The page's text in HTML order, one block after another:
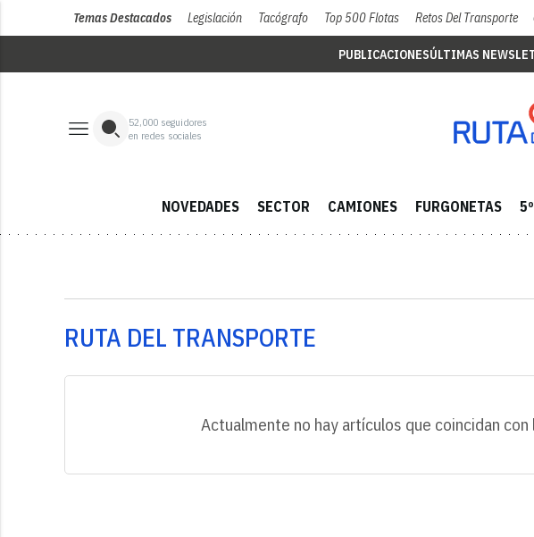
Temas Destacados Legislación Tacógrafo Top 500 Flotas Retos Del Transporte
PUBLICACIONESÚLTIMAS
52,000 seguidores
en redes sociales
NOVEDADES SECTOR CAMIONES FURGONETAS
RUTA DEL TRANSPORTE
Actualmente no hay artículos que coincidan